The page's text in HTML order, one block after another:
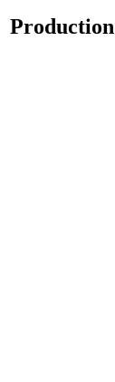
Production